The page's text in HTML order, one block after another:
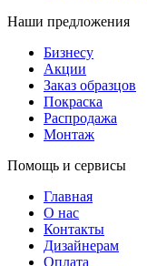
Наши предложения
Бизнесу
Акции
Заказ образцов
Покраска
Распродажа
Монтаж
Помощь и сервисы
Главная
О нас
Контакты
Дизайнерам
Оплата